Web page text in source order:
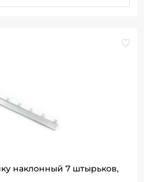
наклонный 7 штырьков,